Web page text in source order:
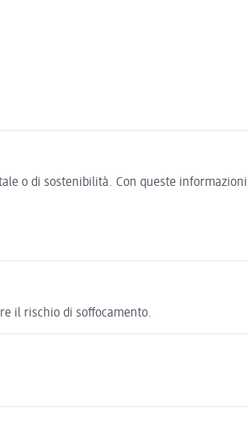
o di sostenibilità. Con queste
il rischio di soffocamento.